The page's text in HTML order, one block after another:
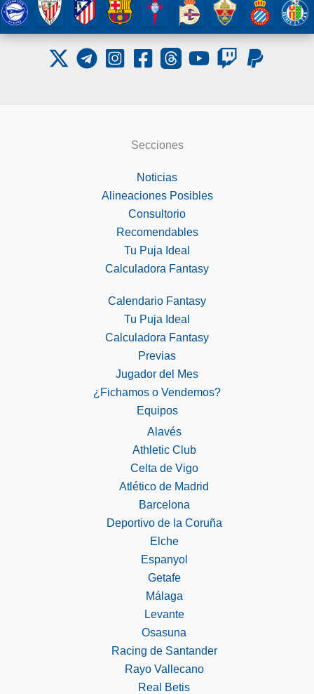
Secciones
Noticias
Alineaciones Posibles
Consultorio
Recomendables
Tu Puja Ideal
Calculadora Fantasy
Calendario Fantasy
Tu Puja Ideal
Calculadora Fantasy
Previas
Jugador del Mes
¿Fichamos o Vendemos?
Equipos
Alavés
Athletic Club
Celta de Vigo
Atlético de Madrid
Barcelona
Deportivo de la Coruña
Elche
Espanyol
Getafe
Málaga
Levante
Osasuna
Racing de Santander
Rayo Vallecano
Real Betis